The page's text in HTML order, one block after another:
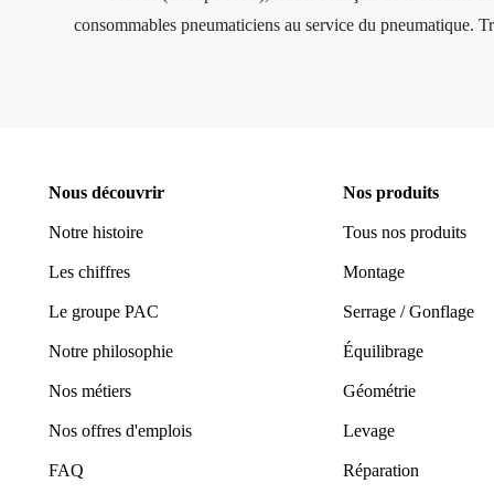
consommables pneumaticiens au service du pneumatique.
(contrats de maintenance, extensions de garantie, contrats
garage. Nous sommes là pour vous conseiller et vous
Toutes les activités, y
Nous découvrir
Notre histoire
Les chiffres
Le groupe PAC
Notre philosophie
Nos métiers
Nos offres d'emplois
FAQ
Nos produits
Tous nos produits
Montage
Serrage / Gonflage
Équilibrage
Géométrie
Levage
Réparation